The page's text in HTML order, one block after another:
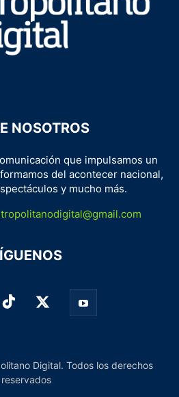
NOSOTROS
que impulsamos un
del acontecer nacional,
y mucho más.
Digital. Todos los derechos
reservados